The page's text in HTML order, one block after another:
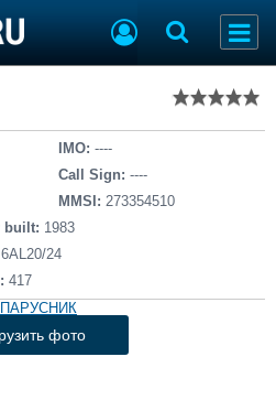
площадка
объявлений
флота
IMO: ----
Call Sign: ----
MMSI: 273354510
built: 1983
6AL20/24
417
фото